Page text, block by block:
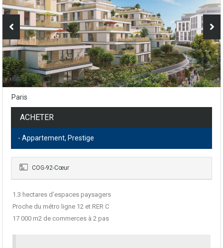
Paris
ACHETER
- Appartement, Prestige
COG-92-Cœur
1.3 hectares d’espaces paysagers
Proche du métro ligne 12 et RER C
17 000 m2 de commerces à 2 pas